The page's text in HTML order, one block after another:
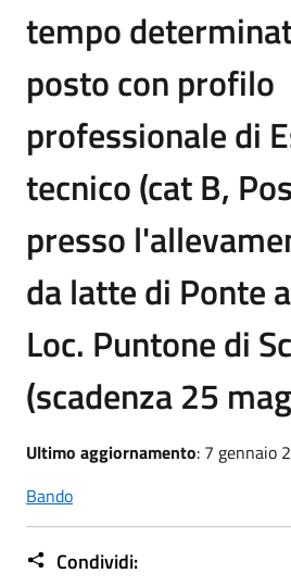
tempo
posto con profilo
professionale di
tecnico (cat B,
presso
da latte di Ponte
Loc. Puntone di
(scadenza 25
Ultimo aggiornamento: 7 gennaio
Bando
Condividi: